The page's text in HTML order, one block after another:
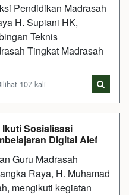
Pendidikan Madrasah
H. Supiani HK,
Teknis
Tingkat Madrasah
107 kali
Ikuti Sosialisasi
Digital Alef
Guru Madrasah
Raya, H. Muhamad
mengikuti kegiatan